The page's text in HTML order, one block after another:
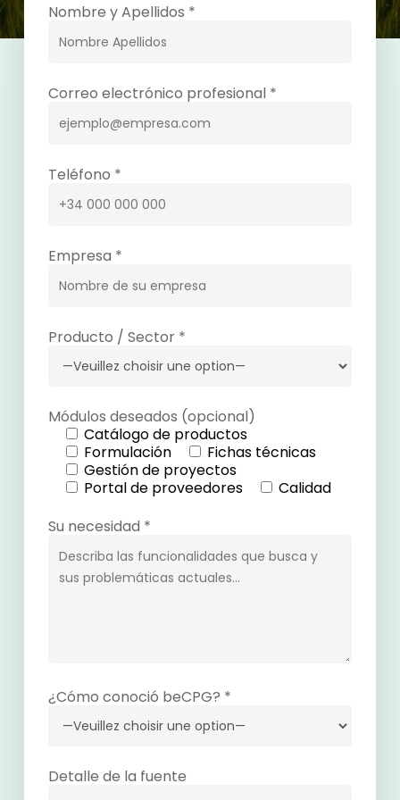
Nombre y Apellidos *
Correo electrónico profesional *
Teléfono *
Empresa *
Producto / Sector *
Módulos deseados (opcional)
Catálogo de productos
Formulación
Fichas técnicas
Gestión de proyectos
Portal de proveedores
Calidad
Su necesidad *
¿Cómo conoció beCPG? *
Detalle de la fuente